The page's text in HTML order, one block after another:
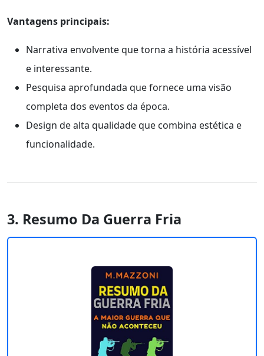
Vantagens principais:
Narrativa envolvente que torna a história acessível
e interessante.
Pesquisa aprofundada que fornece uma visão
completa dos eventos da época.
Design de alta qualidade que combina estética e
funcionalidade.
3. Resumo Da Guerra Fria